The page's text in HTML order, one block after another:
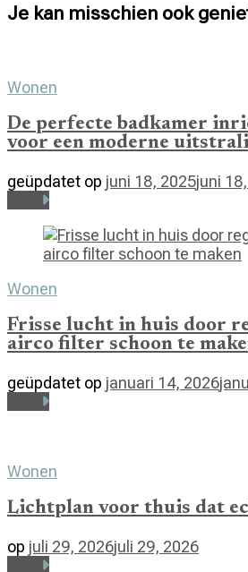
Je kan misschien ook
Wonen
De perfecte badkamer
voor een moderne
geüpdatet op juni 18, 2025juni
Wonen
Frisse lucht in huis door
airco filter schoon te
geüpdatet op januari 14, 2026
Wonen
Lichtplan voor thuis dat
op juli 29, 2026juli 29, 2026